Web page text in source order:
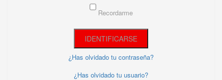
Recordarme
¿Has olvidado tu contraseña?
¿Has olvidado tu usuario?